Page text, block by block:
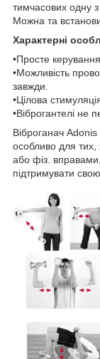
тимчасових одну
Можна та
Характерні
•Просте керування
•Можливість
завжди.
•Цілова
•Віброгантелі не
Віброганач
особливо для
або фіз.
підтримувати